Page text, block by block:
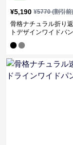
¥5,190 ¥5770(割引前
骨格ナチュラル折り
トデザインワイドパ